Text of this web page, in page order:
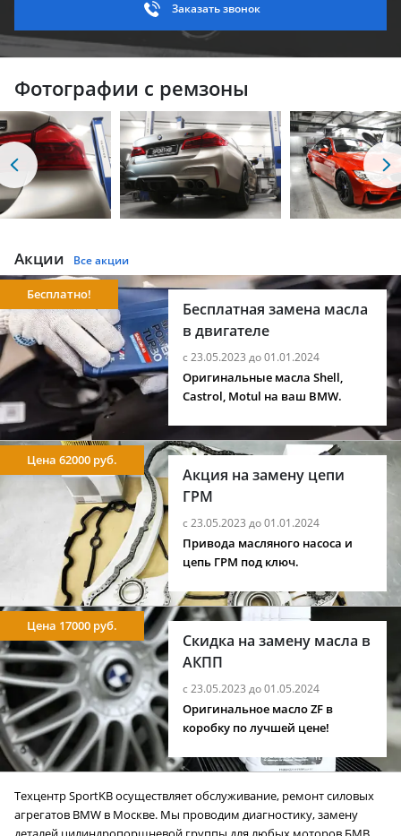
Заказать звонок
Фотографии с ремзоны
Акции Все акции
Бесплатная замена масла
в двигателе
с 23.05.2023 до 01.01.2024
Бесплатно!
Оригинальные масла Shell,
Castrol, Motul на ваш BMW.
Акция на замену цепи
ГРМ
с 23.05.2023 до 01.01.2024
Цена 62000 руб.
Привода масляного насоса и
цепь ГРМ под ключ.
Скидка на замену масла в
АКПП
с 23.05.2023 до 01.05.2024
Цена 17000 руб.
Оригинальное масло ZF в
коробку по лучшей цене!
Техцентр SportKB осуществляет обслуживание, ремонт силовых
агрегатов BMW в Москве. Мы проводим диагностику, замену